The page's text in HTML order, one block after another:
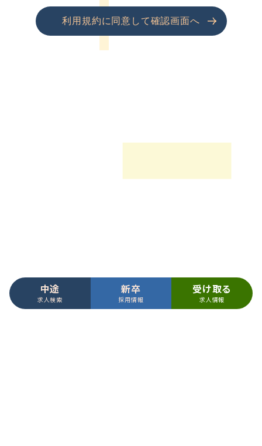
中途
求人検索
新卒
採用情報
受け取る
求人情報
合せ・見学予約等をいただいた方の個人情報
・アズハイムシリーズへの入居のご案内、見学会等イベン
・採用、募集情報等の提供・連絡のため
め
【第三者への提供】
利用規約に同意して確認画面へ